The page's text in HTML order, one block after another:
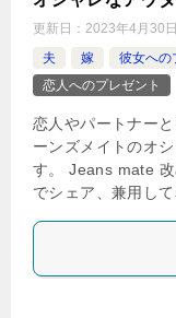
更新日： 2023年4月30日
夫
嫁 彼女への
恋人へのプレゼント
恋人やパートナー
ーンズメイトのオ
す。 Jeans mate
でシェア、兼用し